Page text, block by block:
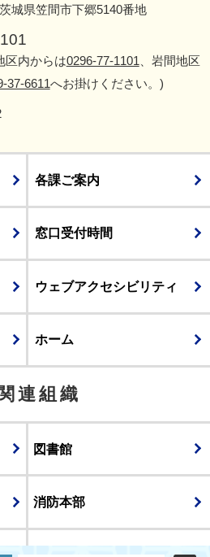
城県笠間市下郷5140番地
区内からは0296-77-1101 、岩間地区
37-6611へお掛けください。)
各課ご案内
窓口受付時間
ウェブアクセシビリティ
ホーム
連組織
図書館
消防本部